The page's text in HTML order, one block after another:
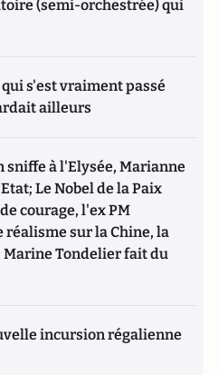
(semi-orchestrée) qui
s'est vraiment passé
ailleurs
sniffe à l'Elysée, Marianne
Le Nobel de la Paix
courage, l'ex PM
sur la Chine, la
Marine Tondelier fait du
incursion régalienne